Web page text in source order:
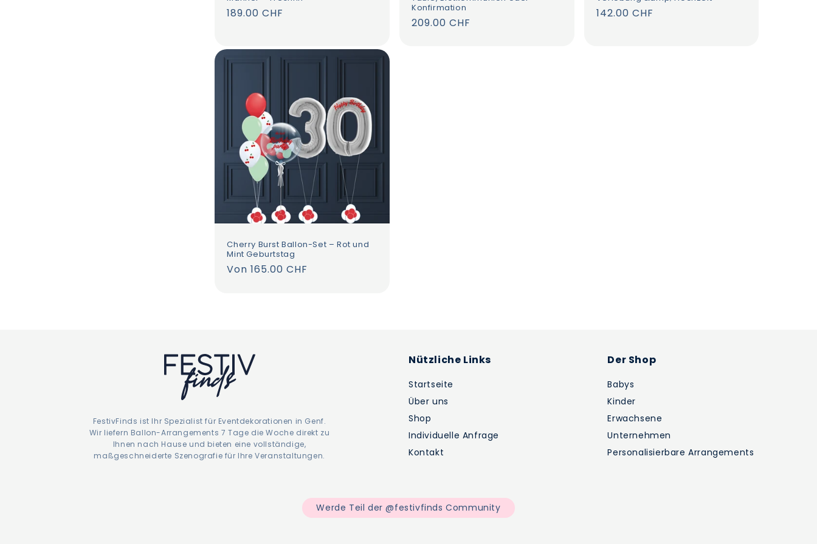
Normaler
189.00 CHF
Konfirmation
Normaler
209.00 CHF
Normaler
142.00 CHF
Cherry Burst Ballon-Set – Rot und
Mint Geburtstag
Normaler
Von 165.00 CHF
FestivFinds ist Ihr Spezialist für Eventdekorationen in Genf.
Wir liefern Ballon-Arrangements 7 Tage die Woche direkt zu
Ihnen nach Hause und bieten eine vollständige,
maßgeschneiderte Szenografie für Ihre Veranstaltungen.
Nützliche Links
Startseite
Über uns
Shop
Individuelle Anfrage
Kontakt
Der Shop
Babys
Kinder
Erwachsene
Unternehmen
Personalisierbare Arrangements
Werde Teil der @festivfinds Community